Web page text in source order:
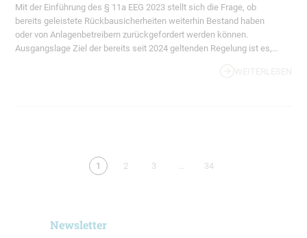
Mit der Einführung des § 11a EEG 2023 stellt sich die Frage, ob
bereits geleistete Rückbausicherheiten weiterhin Bestand haben
oder von Anlagenbetreibern zurückgefordert werden können.
Ausgangslage Ziel der bereits seit 2024 geltenden Regelung ist es,
WEITERLESEN
1 2 3 ... 34
Newsletter